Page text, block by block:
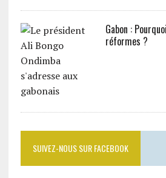
Gabon :
réformes ?
SUIVEZ-NOUS SUR FACEBOOK